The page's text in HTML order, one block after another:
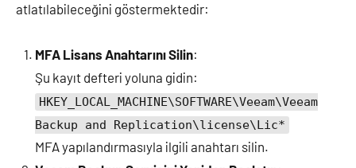
atlatılabileceğini göstermektedir:
MFA Lisans Anahtarını Silin:
Şu kayıt defteri yoluna gidin:
HKEY_LOCAL_MACHINE\SOFTWARE\Veeam\Veeam
Backup and Replication\license\Lic*
MFA yapılandırmasıyla ilgili anahtarı silin.